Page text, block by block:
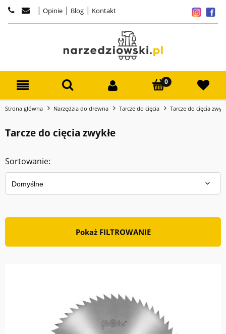
| Opinie | Blog | Kontakt
Strona główna Narzędzia do drewna Tarcze do cięcia Tarcze do cięcia
Tarcze do cięcia zwykłe
Pokaż FILTROWANIE